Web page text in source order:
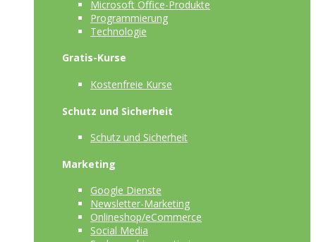
Microsoft Office-Produkte
Programmierung
Technologie
Gratis-Kurse
Kostenfreie Kurse
Schutz und Sicherheit
Schutz und Sicherheit
Marketing
Google Dienste
Newsletter-Marketing
Onlineshop/eCommerce
Social Media